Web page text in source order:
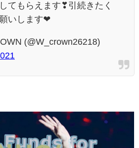
てもらえます❣引続きたく
いします❤
(@W_crown26218)